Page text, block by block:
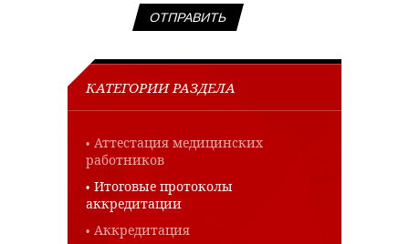
ОТПРАВИТЬ
КАТЕГОРИИ РАЗДЕЛА
Аттестация медицинских
работников
Итоговые протоколы
аккредитации
Аккредитация